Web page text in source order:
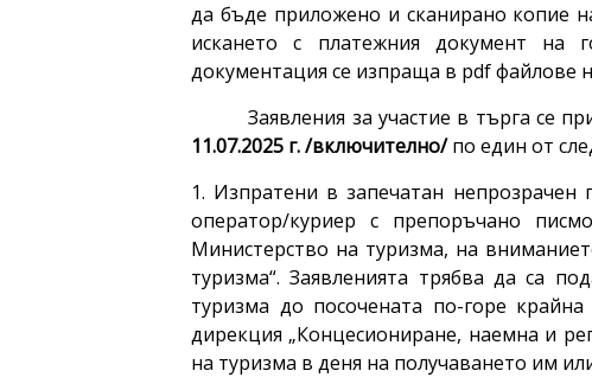
да бъде приложено и сканирано копие
искането с платежния документ на
документация се изпраща в pdf файлове
Заявления за участие в търга се
11.07.2025 г. /включително/по един от
1. Изпратени в запечатан
оператор/куриер с препоръчано
Министерство на туризма, на
туризма“. Заявленията трябва да са
туризма до посочената по-горе
дирекция „Концесиониране, наемна и
на туризма в деня на получаването им